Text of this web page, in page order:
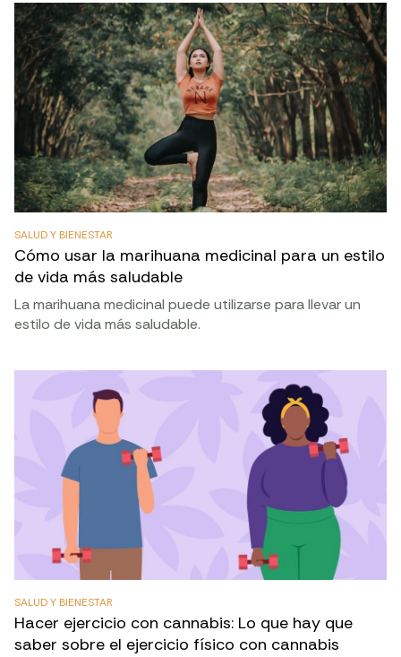
SALUD Y BIENESTAR
Cómo usar la marihuana medicinal para un estilo
de vida más saludable
La marihuana medicinal puede utilizarse para llevar un
estilo de vida más saludable.
SALUD Y BIENESTAR
Hacer ejercicio con cannabis: Lo que hay que
saber sobre el ejercicio físico con cannabis